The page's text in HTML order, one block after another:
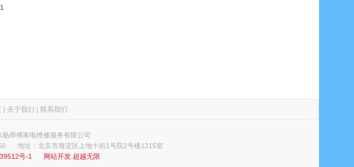
| 关于我们 | 联系我们
师傅家电维修服务有限公司
地址：北京市海淀区上地十街1号院2号楼1215室
号-1
网站开发:超越无限